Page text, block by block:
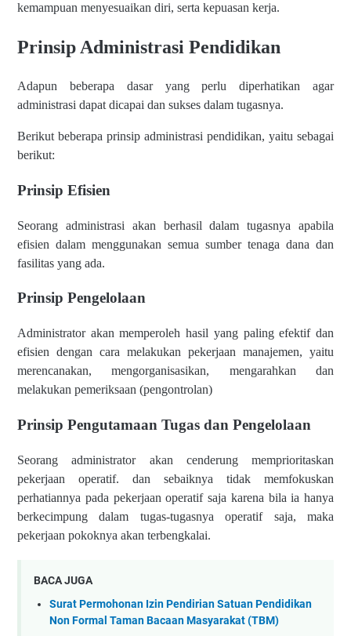
kemampuan menyesuaikan diri, serta kepuasan kerja.
Prinsip Administrasi Pendidikan
Adapun beberapa dasar yang perlu diperhatikan agar
administrasi dapat dicapai dan sukses dalam tugasnya.
Berikut beberapa prinsip administrasi pendidikan, yaitu sebagai
berikut:
Prinsip Efisien
Seorang administrasi akan berhasil dalam tugasnya apabila
efisien dalam menggunakan semua sumber tenaga dana dan
fasilitas yang ada.
Prinsip Pengelolaan
Administrator akan memperoleh hasil yang paling efektif dan
efisien dengan cara melakukan pekerjaan manajemen, yaitu
merencanakan, mengorganisasikan, mengarahkan dan
melakukan pemeriksaan (pengontrolan)
Prinsip Pengutamaan Tugas dan Pengelolaan
Seorang administrator akan cenderung memprioritaskan
pekerjaan operatif. dan sebaiknya tidak memfokuskan
perhatiannya pada pekerjaan operatif saja karena bila ia hanya
berkecimpung dalam tugas-tugasnya operatif saja, maka
pekerjaan pokoknya akan terbengkalai.
BACA JUGA
Surat Permohonan Izin Pendirian Satuan Pendidikan
Non Formal Taman Bacaan Masyarakat (TBM)